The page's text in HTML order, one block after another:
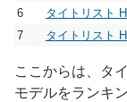
6
タイトリスト
7
タイトリスト
ここからは、タ
モデルをランキ